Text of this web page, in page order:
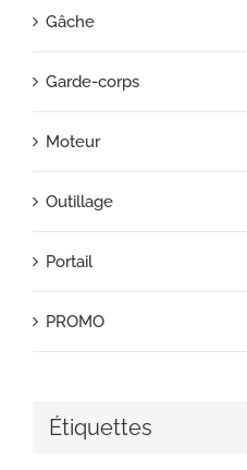
Gâche
Garde-corps
Moteur
Outillage
Portail
PROMO
Étiquettes